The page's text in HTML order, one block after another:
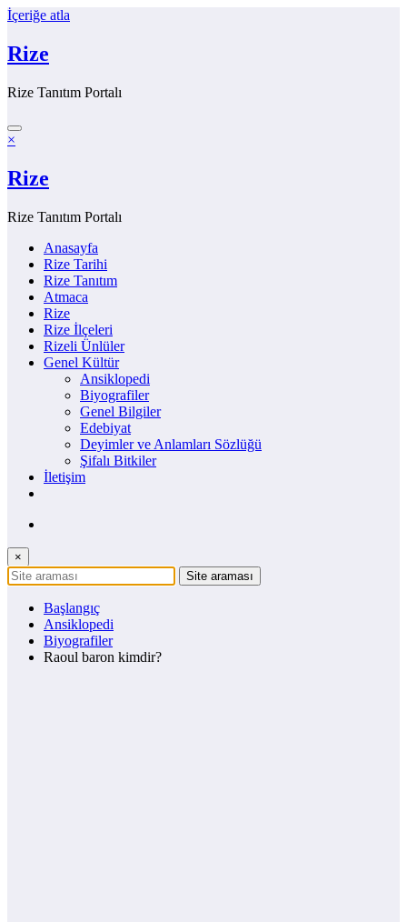
İçeriğe atla
Rize
Rize Tanıtım Portalı
×
Rize
Rize Tanıtım Portalı
Anasayfa
Rize Tarihi
Rize Tanıtım
Atmaca
Rize
Rize İlçeleri
Rizeli Ünlüler
Genel Kültür
Ansiklopedi
Biyografiler
Genel Bilgiler
Edebiyat
Deyimler ve Anlamları Sözlüğü
Şifalı Bitkiler
İletişim
×
Başlangıç
Ansiklopedi
Biyografiler
Raoul baron kimdir?